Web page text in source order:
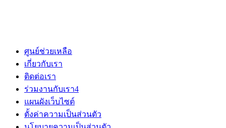
ศูนย์ช่วยเหลือ
เกี่ยวกับเรา
ติดต่อเรา
ร่วมงานกับเรา4
แผนผังเว็บไซต์
ตั้งค่าความเป็นส่วนตัว